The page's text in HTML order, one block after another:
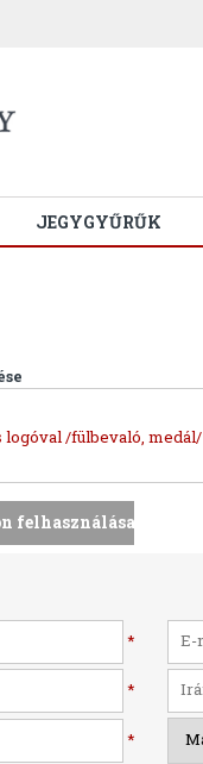
JEGYGYŰRŰK
logóval /fülbevaló, medál/
*
*
*